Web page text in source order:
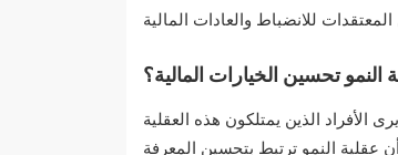
تحسين الخيارات المالية؟
الأفراد الذين يمتلكون هذه العقلية
عقلية النمو ترتبط بتحسين المعرفة